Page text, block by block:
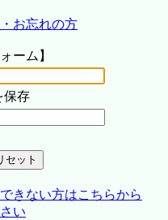
お忘れの方
ーム】
保存
きない方はこちらから
い